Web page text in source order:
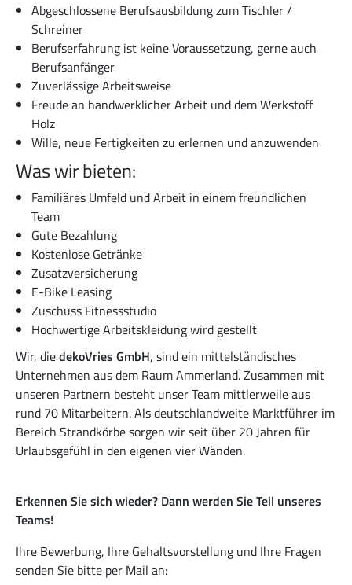
Abgeschlossene Berufsausbildung zum Tischler /
Schreiner
Berufserfahrung ist keine Voraussetzung, gerne auch
Berufsanfänger
Zuverlässige Arbeitsweise
Freude an handwerklicher Arbeit und dem Werkstoff
Holz
Wille, neue Fertigkeiten zu erlernen und anzuwenden
Was wir bieten:
Familiäres Umfeld und Arbeit in einem freundlichen
Team
Gute Bezahlung
Kostenlose Getränke
Zusatzversicherung
E-Bike Leasing
Zuschuss Fitnessstudio
Hochwertige Arbeitskleidung wird gestellt
Wir, diedekoVries GmbH, sind ein mittelständisches
Unternehmen aus dem Raum Ammerland. Zusammen mit
unseren Partnern besteht unser Team mittlerweile aus
rund 70 Mitarbeitern. Als deutschlandweite Marktführer im
Bereich Strandkörbe sorgen wir seit über 20 Jahren für
Urlaubsgefühl in den eigenen vier Wänden.
Erkennen Sie sich wieder? Dann werden Sie Teil unseres
Teams!
Ihre Bewerbung, Ihre Gehaltsvorstellung und Ihre Fragen
senden Sie bitte per Mail an: